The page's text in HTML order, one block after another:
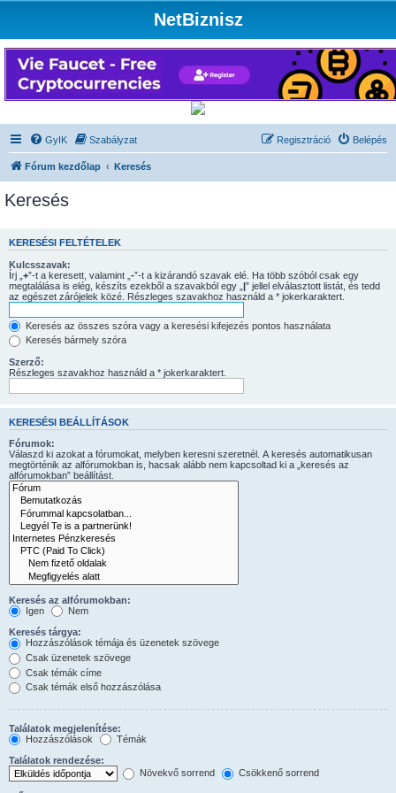
NetBiznisz
GyIK Szabályzat Belépés
Regisztráció
Fórum kezdőlap Keresés
Keresés
KERESÉSI FELTÉTELEK
Kulcsszavak:
Írj „ +”-t a keresett, valamint „ -”-t a kizárandó szavak elé. Ha több szóból csak egy
megtalálása is elég, készíts ezekből a szavakból egy „ |” jellel elválasztott listát, és tedd
az egészet zárójelek közé. Részleges szavakhoz használd a * jokerkaraktert.
Keresés az összes szóra vagy a keresési kifejezés pontos használata
Keresés bármely szóra
Szerző:
Részleges szavakhoz használd a * jokerkaraktert.
KERESÉSI BEÁLLÍTÁSOK
Fórumok:
Válaszd ki azokat a fórumokat, melyben keresni szeretnél. A keresés automatikusan
megtörténik az alfórumokban is, hacsak alább nem kapcsoltad ki a „keresés az
alfórumokban” beállítást.
Keresés az alfórumokban:
Igen
Nem
Keresés tárgya:
Hozzászólások témája és üzenetek szövege
Csak üzenetek szövege
Csak témák címe
Csak témák első hozzászólása
Találatok megjelenítése:
Hozzászólások
Témák
Találatok rendezése:
Növekvő sorrend
Csökkenő sorrend